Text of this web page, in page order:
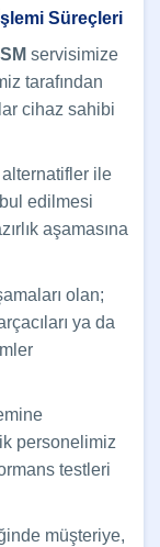
Süreçleri
servisimize
tarafından
cihaz sahibi
ile
edilmesi
aşamasına
olan;
ya da
personelimiz
testleri
müşteriye,